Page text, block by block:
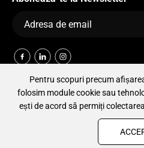
Pentru scopuri precum
folosim module cookie sau
ești de acord să permiți